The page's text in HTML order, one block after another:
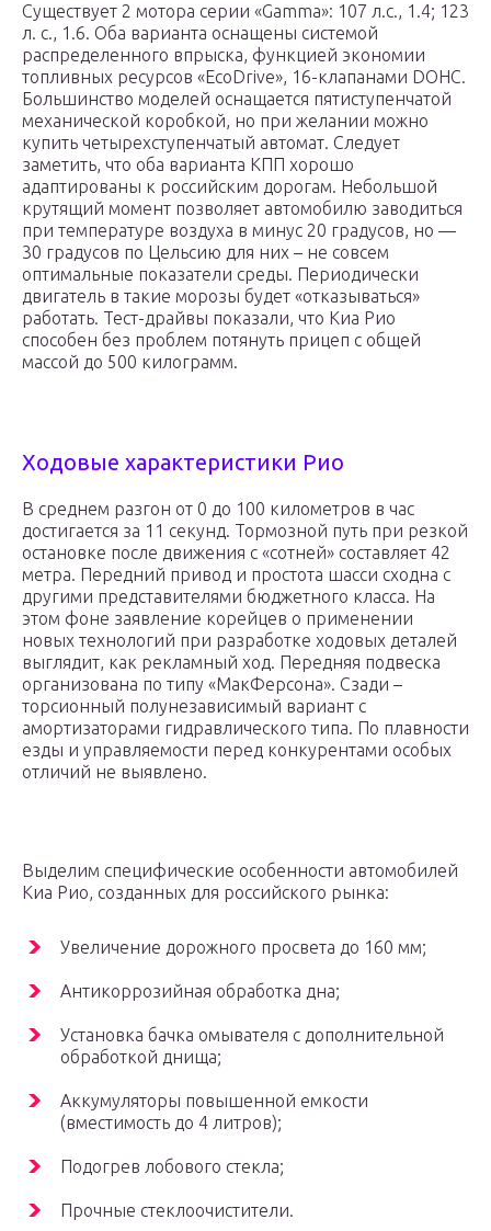
Существует 2 мотора серии «Gamma»: 107 л.с., 1.4; 123
л. с., 1.6. Оба варианта оснащены системой
распределенного впрыска, функцией экономии
топливных ресурсов «EcoDrive», 16-клапанами DOHC.
Большинство моделей оснащается пятиступенчатой
механической коробкой, но при желании можно
купить четырехступенчатый автомат. Следует
заметить, что оба варианта КПП хорошо
адаптированы к российским дорогам. Небольшой
крутящий момент позволяет автомобилю заводиться
при температуре воздуха в минус 20 градусов, но —
30 градусов по Цельсию для них – не совсем
оптимальные показатели среды. Периодически
двигатель в такие морозы будет «отказываться»
работать. Тест-драйвы показали, что Киа Рио
способен без проблем потянуть прицеп с общей
массой до 500 килограмм.
Ходовые характеристики Рио
В среднем разгон от 0 до 100 километров в час
достигается за 11 секунд. Тормозной путь при резкой
остановке после движения с «сотней» составляет 42
метра. Передний привод и простота шасси сходна с
другими представителями бюджетного класса. На
этом фоне заявление корейцев о применении
новых технологий при разработке ходовых деталей
выглядит, как рекламный ход. Передняя подвеска
организована по типу «МакФерсона». Сзади –
торсионный полунезависимый вариант с
амортизаторами гидравлического типа. По плавности
езды и управляемости перед конкурентами особых
отличий не выявлено.
Выделим специфические особенности автомобилей
Киа Рио, созданных для российского рынка:
Увеличение дорожного просвета до 160 мм;
Антикоррозийная обработка дна;
Установка бачка омывателя с дополнительной
обработкой днища;
Аккумуляторы повышенной емкости
(вместимость до 4 литров);
Подогрев лобового стекла;
Прочные стеклоочистители.